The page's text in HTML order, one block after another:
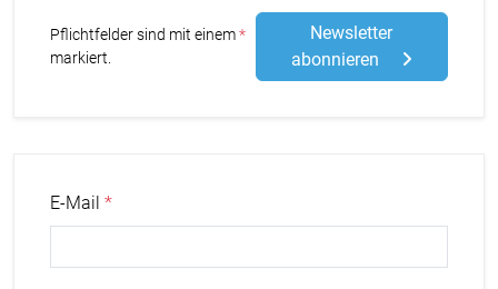
Pflichtfelder sind mit einem Stern
markiert.
Newsletter
abonnieren
E-Mail